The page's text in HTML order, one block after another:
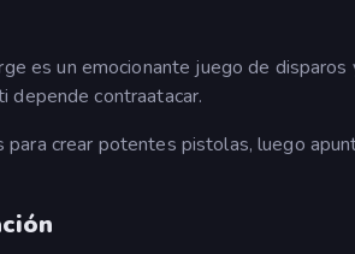
es un emocionante juego de
depende contraatacar.
para crear potentes pistolas, luego